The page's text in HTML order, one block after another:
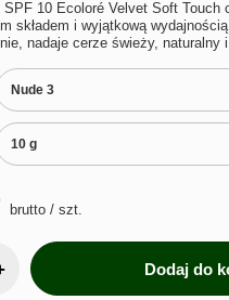
SPF 10 Ecoloré Velvet Soft Touch
składem i wyjątkową
nadaje cerze świeży, naturalny
Nude 3
10 g
brutto / szt.
Dodaj do